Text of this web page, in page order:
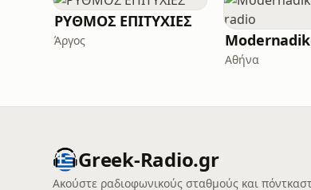
ΡΥΘΜΟΣ ΕΠΙΤΥΧΙΕΣ
Άργος
Αθήνα
Greek-Radio.gr
Ακούστε ραδιοφωνικούς σταθμούς και